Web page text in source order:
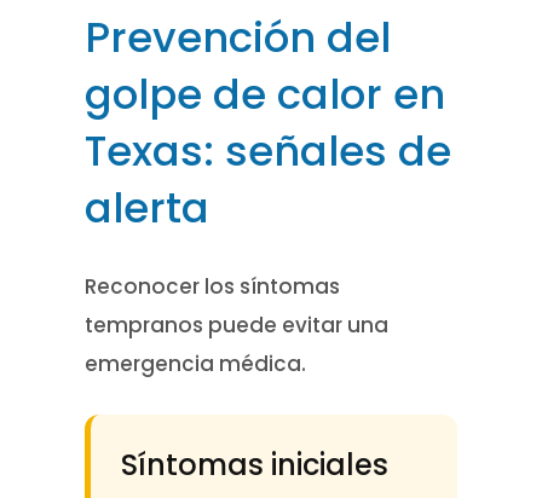
Prevención del
golpe de calor en
Texas: señales de
alerta
Reconocer los síntomas
tempranos puede evitar una
emergencia médica.
Síntomas iniciales